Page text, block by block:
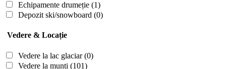
Echipamente drumeție (1)
Depozit ski/snowboard (0)
Vedere & Locație
Vedere la lac glaciar(0)
Vedere la munți (101)